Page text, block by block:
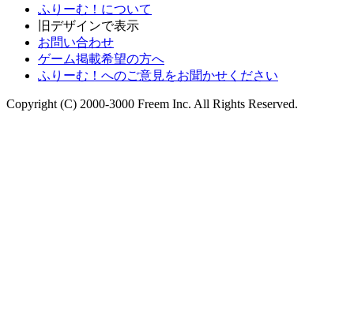
ふりーむ！について
旧デザインで表示
お問い合わせ
ゲーム掲載希望の方へ
ふりーむ！へのご意見をお聞かせください
Copyright (C) 2000-3000 Freem Inc. All Rights Reserved.